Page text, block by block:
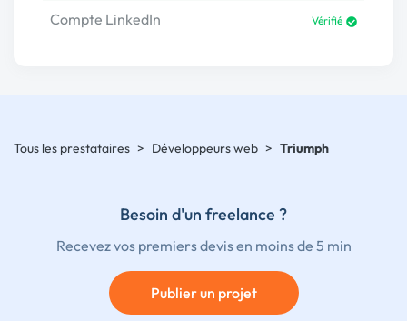
Compte LinkedIn Vérifié
Tous les prestataires > Développeurs web > Triumph
Besoin d'un freelance ?
Recevez vos premiers devis en moins de 5 min
Publier un projet